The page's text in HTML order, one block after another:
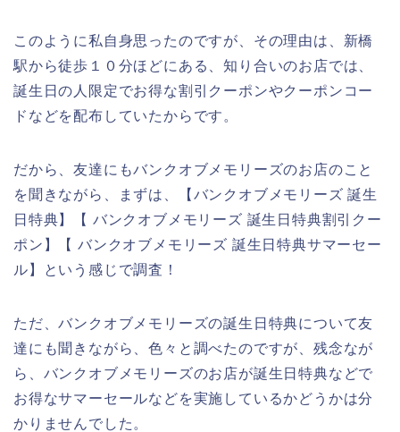
このように私自身思ったのですが、その理由は、新橋
駅から徒歩１０分ほどにある、知り合いのお店では、
誕生日の人限定でお得な割引クーポンやクーポンコー
ドなどを配布していたからです。
だから、友達にもバンクオブメモリーズのお店のこと
を聞きながら、まずは、【バンクオブメモリーズ 誕生
日特典】【 バンクオブメモリーズ 誕生日特典割引クー
ポン】【 バンクオブメモリーズ 誕生日特典サマーセー
ル】という感じで調査！
ただ、バンクオブメモリーズの誕生日特典について友
達にも聞きながら、色々と調べたのですが、残念なが
ら、バンクオブメモリーズのお店が誕生日特典などで
お得なサマーセールなどを実施しているかどうかは分
かりませんでした。